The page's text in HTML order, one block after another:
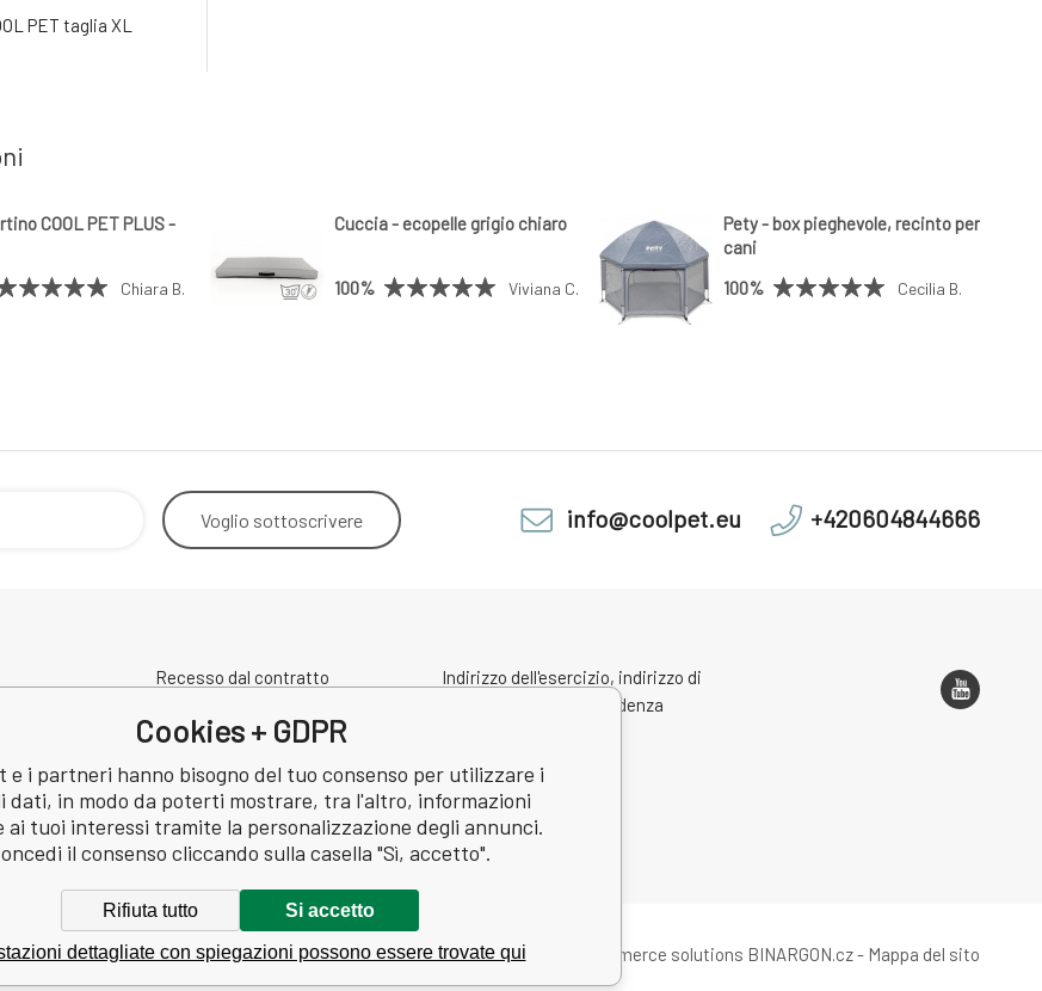
PET taglia XL
COOL PET PLUS -
Chiara B.
Cuccia - ecopelle grigio chiaro
100% Viviana C.
Pety - box pieghevole, recinto per
cani
100%
Cecilia B.
Voglio sottoscrivere info@coolpet.eu +420604844666
Recesso dal contratto
Condizioni di protezione dei dati
Revisione
Indirizzo dell'esercizio, indirizzo di
spedizione e corrispondenza
Ecommerce solutions BINARGON.cz- Mappa del sito
Cookies + GDPR
e i partneri hanno bisogno del tuo consenso per utilizzare i
dati, in modo da poterti mostrare, tra l'altro, informazioni
ai tuoi interessi tramite la personalizzazione degli annunci.
il consenso cliccando sulla casella "Sì, accetto".
Rifiuta tutto Si accetto
dettagliate con spiegazioni possono essere trovate qui